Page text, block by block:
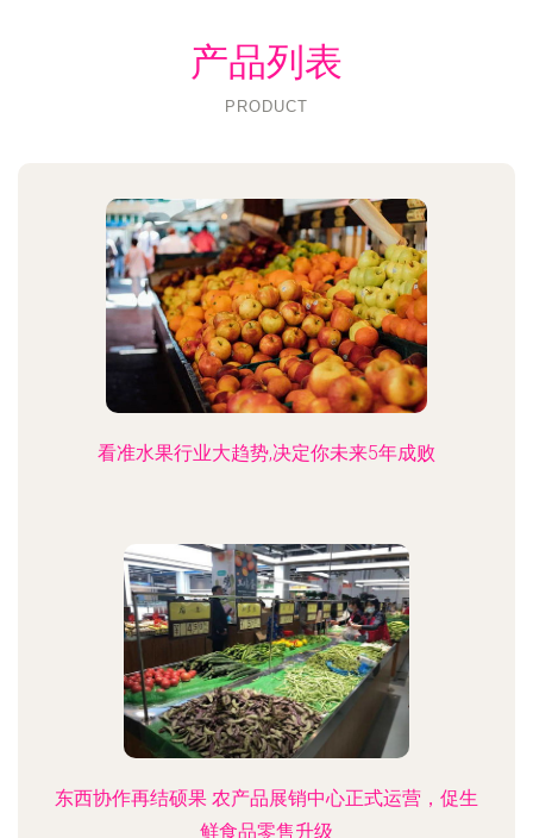
产品列表
PRODUCT
看准水果行业大趋势,决定你未来5年成败
东西协作再结硕果 农产品展销中心正式运营，促生
鲜食品零售升级